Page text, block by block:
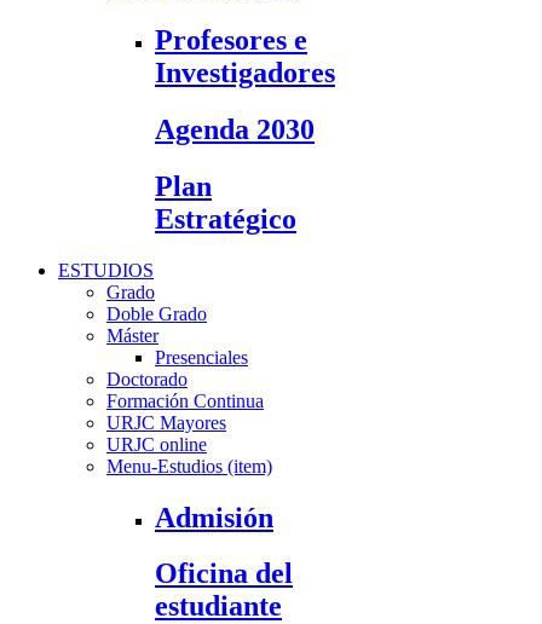
Profesores e
Investigadores
Agenda 2030
Plan
Estratégico
ESTUDIOS
Grado
Doble Grado
Máster
Presenciales
Doctorado
Formación Continua
URJC Mayores
URJC online
Menu-Estudios (item)
Admisión
Oficina del
estudiante